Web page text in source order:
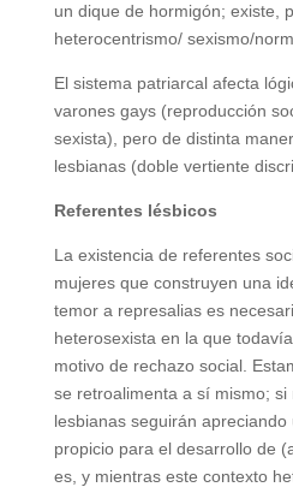
un dique de hormigón; existe,
heterocentrismo/ sexismo/
El sistema patriarcal afecta
varones gays (reproducción
sexista), pero de distinta
lesbianas (doble vertiente
Referentes lésbicos
La existencia de referentes
mujeres que construyen una
temor a represalias es
heterosexista en la que
motivo de rechazo social.
se retroalimenta a sí mismo;
lesbianas seguirán
propicio para el desarrollo de
es, y mientras este contexto